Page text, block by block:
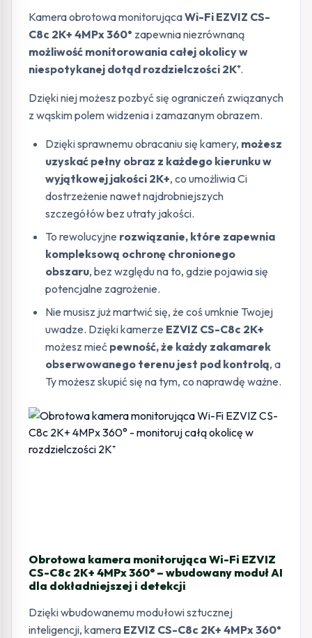
Kamera obrotowa monitorującaWi-Fi EZVIZ CS-
C8c 2K+ 4MPx 360° zapewnia niezrównaną
możliwość monitorowania całej okolicy w
niespotykanej dotąd rozdzielczości 2K⁺.
Dzięki niej możesz pozbyć się ograniczeń związanych
z wąskim polem widzenia i zamazanym obrazem.
Dzięki sprawnemu obracaniu się kamery, możesz
uzyskać pełny obraz z każdego kierunku w
wyjątkowej jakości 2K+, co umożliwia Ci
dostrzeżenie nawet najdrobniejszych
szczegółów bez utraty jakości.
To rewolucyjne rozwiązanie, które zapewnia
kompleksową ochronę chronionego
obszaru, bez względu na to, gdzie pojawia się
potencjalne zagrożenie.
Nie musisz już martwić się, że coś umknie Twojej
uwadze. Dzięki kamerze EZVIZ CS-C8c 2K+
możesz mieć pewność, że każdy zakamarek
obserwowanego terenu jest pod kontrolą, a
Ty możesz skupić się na tym, co naprawdę ważne.
Obrotowa kamera monitorująca Wi-Fi EZVIZ
CS-C8c 2K+ 4MPx 360° – wbudowany moduł AI
dla dokładniejszej i detekcji
Dzięki wbudowanemu modułowi sztucznej
inteligencji, kamera EZVIZ CS-C8c 2K+ 4MPx 360°